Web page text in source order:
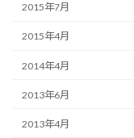
2015年7月
2015年4月
2014年4月
2013年6月
2013年4月